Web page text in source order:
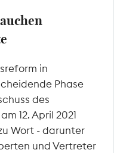
in
Phase
des
12. April 2021
Wort - darunter
und Vertreter